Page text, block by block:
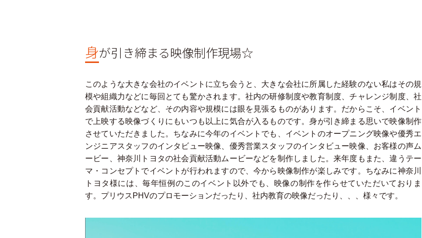
身が引き締まる映像制作現場☆
このような大きな会社のイベントに立ち会うと、大きな会社に所属した経験のない私はその規
模や組織力などに毎回とても驚かされます。社内の研修制度や教育制度、チャレンジ制度、社
会貢献活動などなど、その内容や規模には眼を見張るものがあります。だからこそ、イベント
で上映する映像づくりにもいつも以上に気合が入るものです。身が引き締まる思いで映像制作
させていただきました。ちなみに今年のイベントでも、イベントのオープニング映像や優秀エ
ンジニアスタッフのインタビュー映像、優秀営業スタッフのインタビュー映像、お客様の声ム
ービー、神奈川トヨタの社会貢献活動ムービーなどを制作しました。来年度もまた、違うテー
マ・コンセプトでイベントが行われますので、今から映像制作が楽しみです。ちなみに神奈川
トヨタ様には、毎年恒例のこのイベント以外でも、映像の制作を作らせていただいておりま
す。プリウスPHVのプロモーションだったり、社内教育の映像だったり、、、様々です。